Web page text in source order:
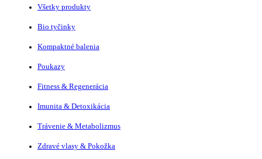
Všetky produkty
Bio tyčinky
Kompaktné balenia
Poukazy
Fitness & Regenerácia
Imunita & Detoxikácia
Trávenie & Metabolizmus
Zdravé vlasy & Pokožka